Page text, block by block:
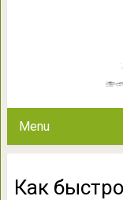
Menu
Как